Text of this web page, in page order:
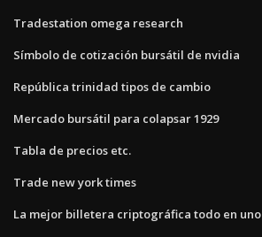
Tradestation omega research
Símbolo de cotización bursátil de nvidia
República trinidad tipos de cambio
Mercado bursátil para colapsar 1929
Tabla de precios etc.
Trade new york times
La mejor billetera criptográfica todo en uno